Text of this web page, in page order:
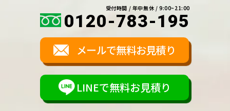
受付時間 / 年中無休 / 9:00~21:00
0120-783-195
メールで無料お見積り
LINEで無料お見積り